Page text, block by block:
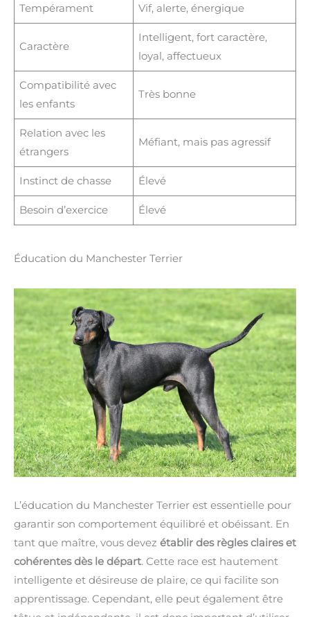
Tempérament Vif, alerte, énergique
Caractère
Intelligent, fort caractère,
loyal, affectueux
Compatibilité avec
les enfants
Très bonne
Relation avec les
étrangers
Méfiant, mais pas agressif
Instinct de chasse Élevé
Besoin d’exercice Élevé
Éducation du Manchester Terrier
L’éducation du Manchester Terrier est essentielle pour
garantir son comportement équilibré et obéissant. En
tant que maître, vous devez établir des règles claires et
cohérentes dès le départ. Cette race est hautement
intelligente et désireuse de plaire, ce qui facilite son
apprentissage. Cependant, elle peut également être